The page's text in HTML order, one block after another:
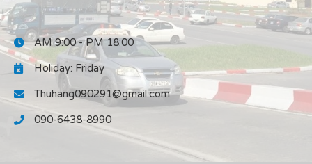
AM 9:00 - PM 18:00
Holiday: Friday
Thuhang090291@gmail.com
090-6438-8990